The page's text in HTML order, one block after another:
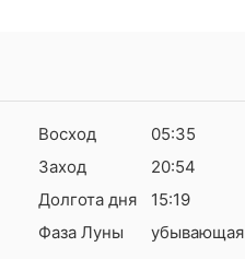
Восход
05:35
Заход
20:54
Долгота дня
15:19
Фаза Луны
убывающая